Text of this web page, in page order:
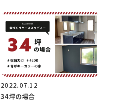
2022.07.12
34坪の場合